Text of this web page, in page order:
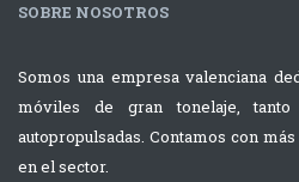
SOBRE NOSOTROS
Somos una empresa valenciana
móviles de gran tonelaje, tanto
autopropulsadas. Contamos con
en el sector.